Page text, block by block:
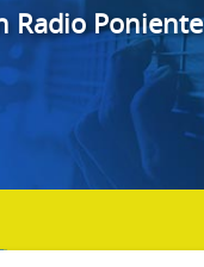
Radio Poniente